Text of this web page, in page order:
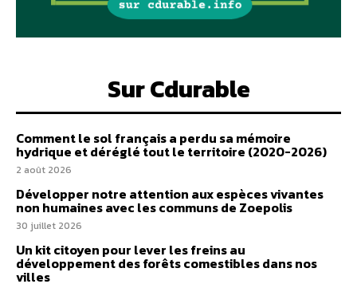
Sur Cdurable
Comment le sol français a perdu sa mémoire
hydrique et déréglé tout le territoire (2020-2026)
2 août 2026
Développer notre attention aux espèces vivantes
non humaines avec les communs de Zoepolis
30 juillet 2026
Un kit citoyen pour lever les freins au
développement des forêts comestibles dans nos
villes